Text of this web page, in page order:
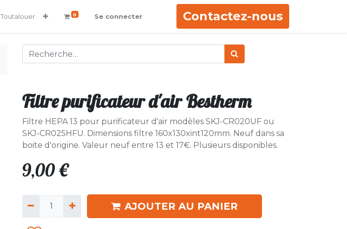
Toutalouer 0 Se connecter Contactez-nous
Filtre purificateur d'air Bestherm
Filtre HEPA 13 pour purificateur d'air modèles SKJ-CR020UF ou
SKJ-CR025HFU. Dimensions filtre 160x130xint120mm. Neuf dans sa
boite d'origine. Valeur neuf entre 13 et 17€. Plusieurs disponibles.
9,00€
AJOUTER AU PANIER